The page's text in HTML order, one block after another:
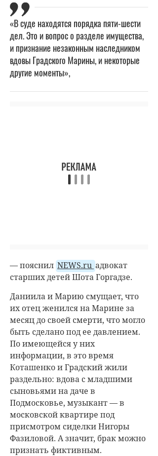
«В суде находятся порядка пяти-шести
дел. Это и вопрос о разделе имущества,
и признание незаконным наследником
вдовы Градского Марины, и некоторые
другие моменты»,
— пояснил NEWS.ru адвокат
старших детей Шота Горгадзе.
Даниила и Марию смущает, что
их отец женился на Марине за
месяц до своей смерти, что могло
быть сделано под ее давлением.
По имеющейся у них
информации, в это время
Коташенко и Градский жили
раздельно: вдова с младшими
сыновьями на даче в
Подмосковье, музыкант — в
московской квартире под
присмотром сиделки Нигоры
Фазиловой. А значит, брак можно
признать фиктивным.